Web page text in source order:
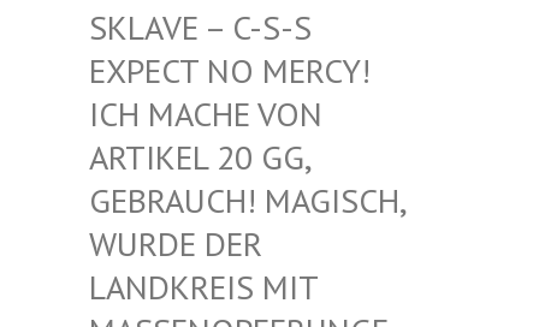
KLAVE – C-S-S E
XPECT NO MERCY! I
CH MACHE VON A
RTIKEL 20 GG, G
EBRAUCH! MAGISCH, W
URDE DER L
ANDKREIS MIT M